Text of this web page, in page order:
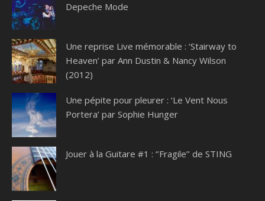
Depeche Mode
Une reprise Live mémorable : ‘Stairway to
Heaven’ par Ann Dustin & Nancy Wilson
(2012)
Une pépite pour pleurer : ‘Le Vent Nous
Portera’ par Sophie Hunger
Jouer à la Guitare #1 : ‘’Fragile’’ de STING